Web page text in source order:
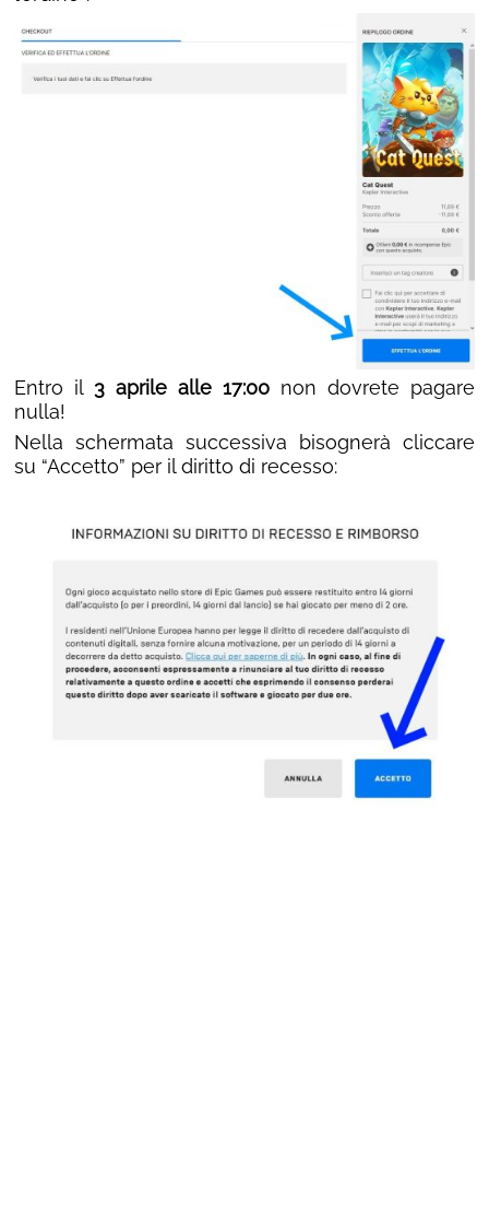
Entro il 3 aprile alle 17:00 non dovrete pagare
nulla!
Nella schermata successiva bisognerà cliccare
su “Accetto” per il diritto di recesso: